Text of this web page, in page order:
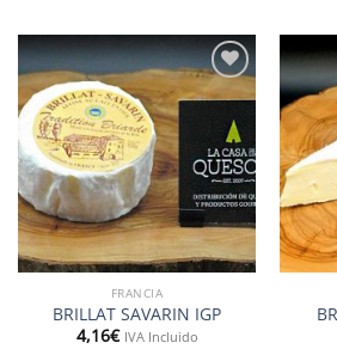
Añadir
lista de
deseos
FRANCIA
BRILLAT SAVARIN IGP
4,16€ IVA Incluido